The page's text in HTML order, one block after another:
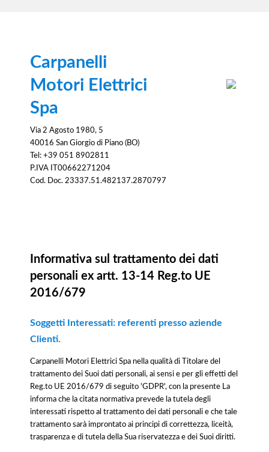
Carpanelli
Motori Elettrici
Spa
Via 2 Agosto 1980, 5
40016 San Giorgio di Piano (BO)
Tel: +39 051 8902811
P.IVA IT00662271204
Cod. Doc. 23337.51.482137.2870797
Informativa sul trattamento dei dati
personali ex artt. 13-14 Reg.to UE
2016/679
Soggetti Interessati: referenti presso aziende
Clienti.
Carpanelli Motori Elettrici Spa nella qualità di Titolare del
trattamento dei Suoi dati personali, ai sensi e per gli effetti del
Reg.to UE 2016/679 di seguito 'GDPR', con la presente La
informa che la citata normativa prevede la tutela degli
interessati rispetto al trattamento dei dati personali e che tale
trattamento sarà improntato ai principi di correttezza, liceità,
trasparenza e di tutela della Sua riservatezza e dei Suoi diritti.